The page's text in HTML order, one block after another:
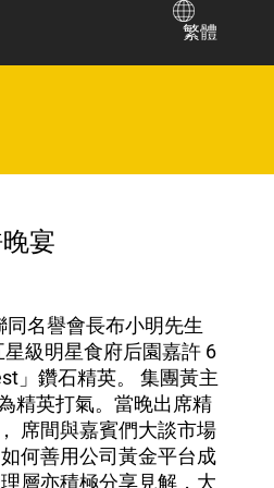
繁體
名譽會長布小明先生
級明星食府后園嘉許 6
」鑽石精英。 集團黃主
精英打氣。當晚出席精
席間與嘉賓們大談市場
何善用公司黃金平台成
層亦積極分享見解，大
宴